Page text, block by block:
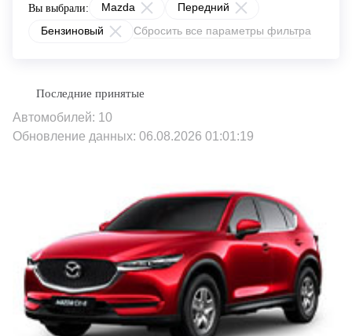
Вы выбрали: Mazda
Передний
Бензиновый
Сбросить все параметры фильтра
Автомобилей: 10
Обновление данных: 06.08.2026 01:01:19